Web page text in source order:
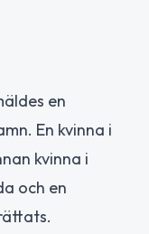
en
En kvinna i
kvinna i
och en